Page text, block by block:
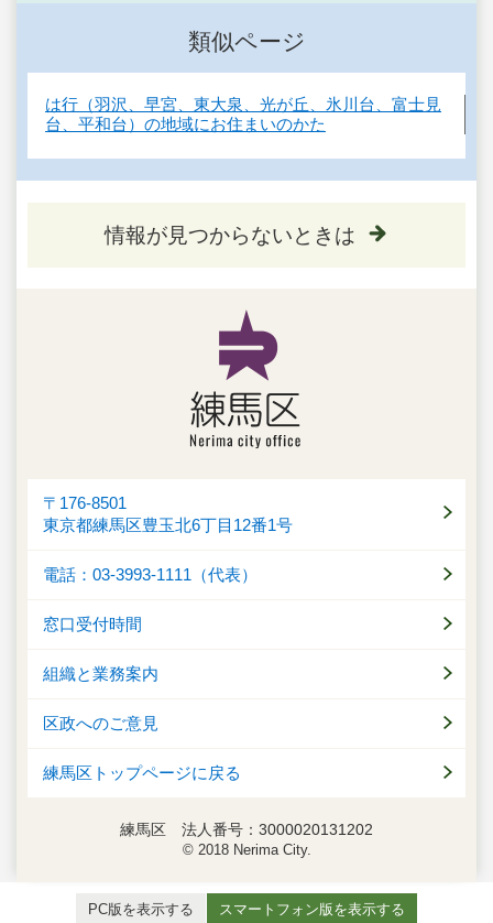
類似ページ
は行（羽沢、早宮、東大泉、光が丘、氷川台、富士見
台、平和台）の地域にお住まいのかた
情報が見つからないときは
〒176-8501
東京都練馬区豊玉北6丁目12番1号
電話：03-3993-1111（代表）
窓口受付時間
組織と業務案内
区政へのご意見
練馬区トップページに戻る
練馬区 法人番号：3000020131202
© 2018 Nerima City.
PC版を表示する スマートフォン版を表示する